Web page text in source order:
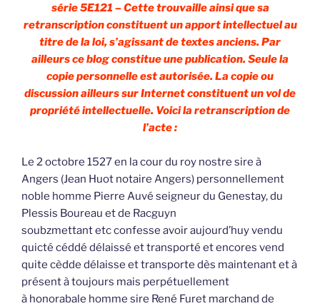
série 5E121 – Cette trouvaille ainsi que sa
retranscription constituent un apport intellectuel au
titre de la loi, s’agissant de textes anciens. Par
ailleurs ce blog constitue une publication. Seule la
copie personnelle est autorisée. La copie ou
discussion ailleurs sur Internet constituent un vol de
propriété intellectuelle. Voici la retranscription de
l’acte :
Le 2 octobre 1527 en la cour du roy nostre sire à
Angers (Jean Huot notaire Angers) personnellement
noble homme Pierre Auvé seigneur du Genestay, du
Plessis Boureau et de Racguyn
soubzmettant etc confesse avoir aujourd’huy vendu
quicté céddé délaissé et transporté et encores vend
quite cèdde délaisse et transporte dès maintenant et à
présent à toujours mais perpétuellement
à honorabale homme sire René Furet marchand de